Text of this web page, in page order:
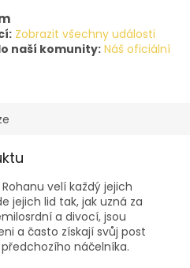
Zobrazit všechny události
naší komunity: Náš oficiální
velí každý jejich
jejich lid tak, jak uzná za
a divocí, jsou
a často získají svůj post
náčelníka.